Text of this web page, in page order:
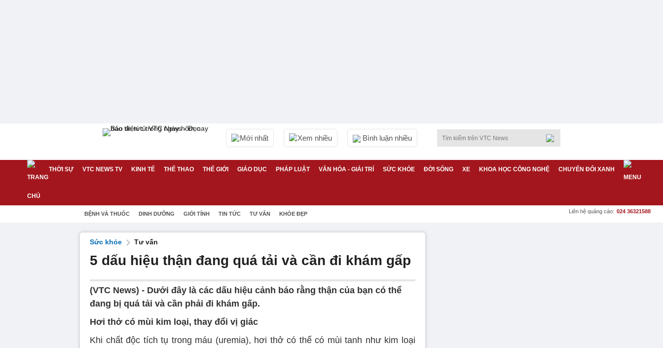
Mới nhất Xem nhiều Bình luận nhiều
THỜI SỰ VTC NEWS TV KINH TẾ THỂ THAO THẾ GIỚI GIÁO DỤC PHÁP LUẬT VĂN HÓA - GIẢI TRÍ SỨC KHỎE ĐỜI SỐNG XE KHOA HỌC CÔNG NGHỆ CHUYỂN ĐỔI XANH
BỆNH VÀ THUỐC DINH DƯỠNG GIỚI TÍNH TIN TỨC TƯ VẤN KHỎE ĐẸP Liên hệ quảng cáo: 024 36321588
Sức khỏe Tư vấn
5 dấu hiệu thận đang quá tải và cần đi khám gấp
(VTC News) - Dưới đây là các dấu hiệu cảnh báo rằng thận của bạn có thể
đang bị quá tải và cần phải đi khám gấp.
Hơi thở có mùi kim loại, thay đổi vị giác
Khi chất độc tích tụ trong máu (uremia), hơi thở có thể có mùi tanh như kim loại